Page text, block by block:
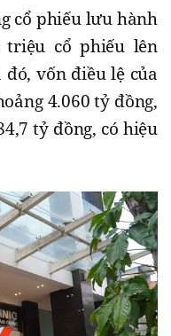
cổ phiếu lưu hành
triệu cổ phiếu lên
vốn điều lệ của
4.060 tỷ đồng,
tỷ đồng, có hiệu